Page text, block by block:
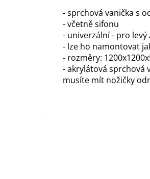
- sprchová vanička s
- včetně sifonu
- univerzální - pro
- lze ho namontovat
- rozměry:
- akrylátová sprchová
musíte mít nožičky